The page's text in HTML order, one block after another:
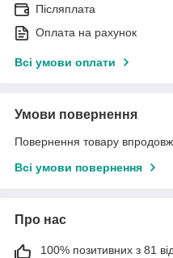
Післяплата
Оплата на рахунок
Всі умови оплати
Умови повернення
Повернення товару
Всі умови повернення
Про нас
100% позитивних з 81